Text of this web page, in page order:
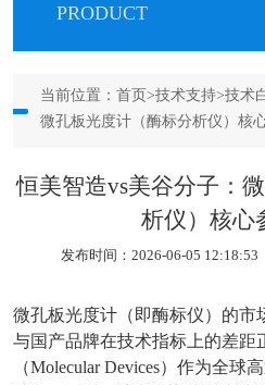
PRODUCT
当前位置： 首页 >技术支持>技术
微孔板光度计（酶标分析仪）核
恒美智造vs美谷分子：
析仪）核心
发布时间：2026-06-05
微孔板光度计（即酶标仪）的市
与国产品牌在技术指标上的差距
（Molecular Devices）作为全球